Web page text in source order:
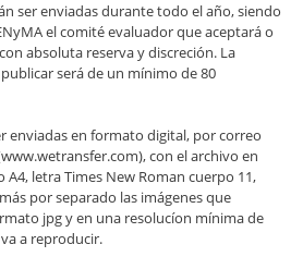
ser enviadas durante todo el año, siendo
el comité evaluador que aceptará o
absoluta reserva y discreción. La
será de un mínimo de 80
enviadas en formato digital, por correo
con el archivo en
letra Times New Roman cuerpo 11,
por separado las imágenes que
jpg y en una resolucíon mínima de
a reproducir.